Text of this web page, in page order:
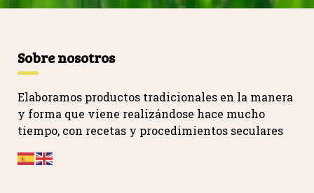
Sobre nosotros
Elaboramos productos tradicionales en la manera
y forma que viene realizándose hace mucho
tiempo, con recetas y procedimientos seculares